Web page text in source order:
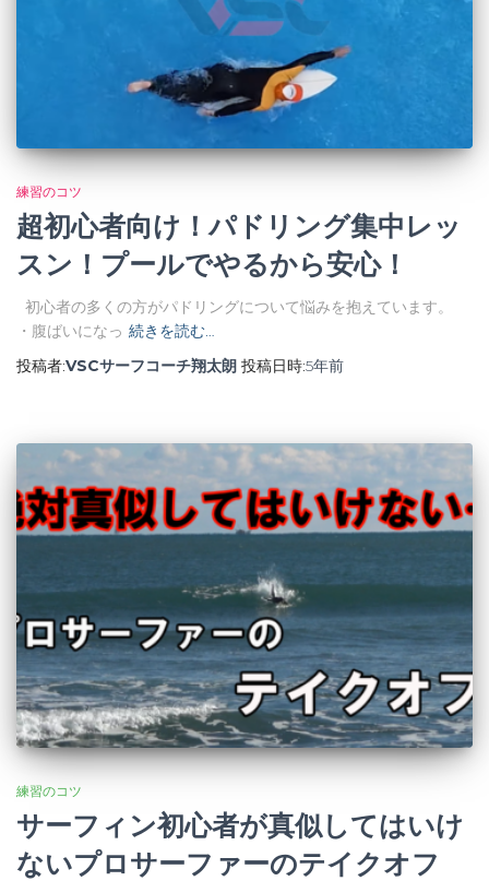
練習のコツ
超初心者向け！パドリング集中レッ
スン！プールでやるから安心！
初心者の多くの方がパドリングについて悩みを抱えています。
・腹ばいになっ 続きを読む…
投稿者:VSCサーフコーチ翔太朗 投稿日時:5年前
練習のコツ
サーフィン初心者が真似してはいけ
ないプロサーファーのテイクオフ